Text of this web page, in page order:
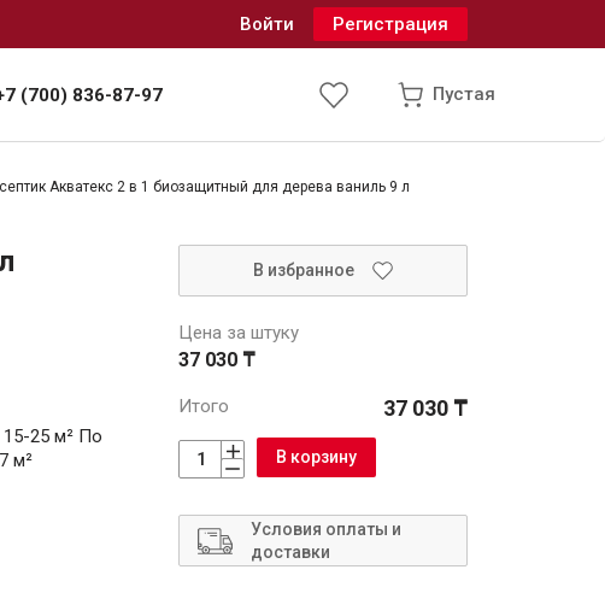
Акватекс 2 в 1 биозащитный для дерева ваниль 9 л
25 м² По
м²
В избранное
Цена за штуку
37 030 ₸
Итого 37 030 ₸
В корзину
Условия оплаты и
доставки
Войти Регистрация
(700) 836-87-97 Пустая
Водоснабжение и водоотведение
Сантехника